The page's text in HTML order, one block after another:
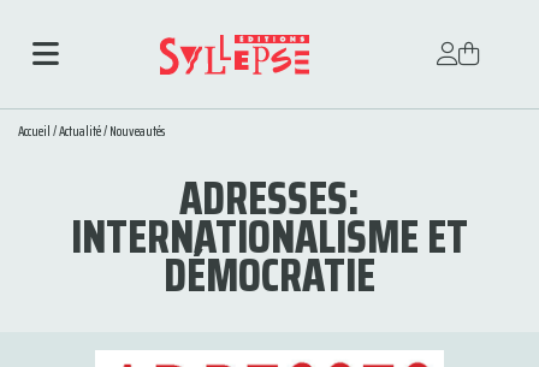
Accueil/Actualité/Nouveautés
ADRESSES:
INTERNATIONALISME ET
DÉMOCRATIE